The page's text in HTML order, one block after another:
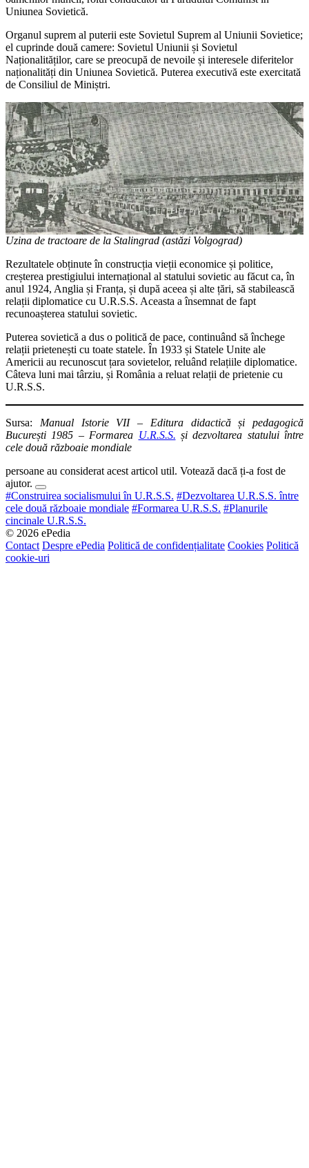
Uniunea Sovietică.
Organul suprem al puterii este Sovietul Suprem al Uniunii Sovietice;
el cuprinde două camere: Sovietul Uniunii și Sovietul
Naționalităților, care se preocupă de nevoile și interesele diferitelor
naționalități din Uniunea Sovietică. Puterea executivă este exercitată
de Consiliul de Miniștri.
Uzina de tractoare de la Stalingrad (astăzi Volgograd)
Rezultatele obținute în construcția vieții economice și politice,
creșterea prestigiului internațional al statului sovietic au făcut ca, în
anul 1924, Anglia și Franța, și după aceea și alte țări, să stabilească
relații diplomatice cu U.R.S.S. Aceasta a însemnat de fapt
recunoașterea statului sovietic.
Puterea sovietică a dus o politică de pace, continuând să închege
relații prietenești cu toate statele. În 1933 și Statele Unite ale
Americii au recunoscut țara sovietelor, reluând relațiile diplomatice.
Câteva luni mai târziu, și România a reluat relații de prietenie cu
U.R.S.S.
Sursa: Manual Istorie VII – Editura didactică și pedagogică
București 1985 – Formarea U.R.S.S. și dezvoltarea statului între
cele două războaie mondiale
persoane au considerat acest articol util. Votează dacă ți-a fost de
ajutor.
#Construirea socialismului în U.R.S.S. #Dezvoltarea U.R.S.S. între
cele două războaie mondiale #Formarea U.R.S.S. #Planurile
cincinale U.R.S.S.
© 2026 ePedia
Contact Despre ePedia Politică de confidențialitate Cookies Politică
cookie-uri